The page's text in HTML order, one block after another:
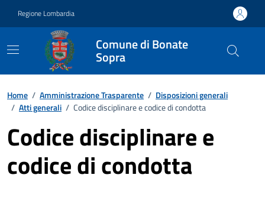
Regione Lombardia
Comune di Bonate
Sopra
Home / Amministrazione Trasparente / Disposizioni generali
/ Atti generali / Codice disciplinare e codice di condotta
Codice disciplinare e
codice di condotta